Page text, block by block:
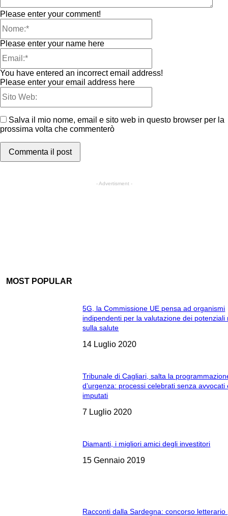
Please enter your comment!
Please enter your name here
You have entered an incorrect email address!
Please enter your email address here
Salva il mio nome, email e sito web in questo browser per la
prossima volta che commenterò
- Advertisment -
MOST POPULAR
5G, la Commissione UE pensa ad organismi
indipendenti per la valutazione dei potenziali
sulla salute
14 Luglio 2020
Tribunale di Cagliari, salta la
d’urgenza: processi celebrati senza avvocati
imputati
7 Luglio 2020
Diamanti, i migliori amici degli investitori
15 Gennaio 2019
Racconti dalla Sardegna: concorso letterario